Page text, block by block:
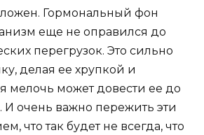
Гормональный фон
еще не оправился до
перегрузок. Это сильно
делая ее хрупкой и
мелочь может довести ее до
И очень важно пережить эти
что так будет не всегда, что